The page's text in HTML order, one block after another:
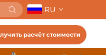
RU
расчёт стоимости